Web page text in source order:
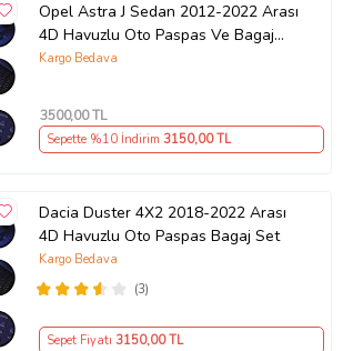
sahiptir.
olarak imal edilmiştir.
havuzlu yüzeylere sahiptir.
su, toz, çamur gibi kirlerden korur
ayak dayama dili ve pedal altına
temin eder.
fiyatıdır
Opel Astra J Sedan 2012-2022 Arası
4D Havuzlu Oto Paspas Ve Bagaj
Set
Kargo Bedava
3500,00 TL
Sepette %10 İndirim 3150,00 TL
Dacia Duster 4X2 2018-2022 Arası
4D Havuzlu Oto Paspas Bagaj Set
(3)
Kargo Bedava
Sepet Fiyatı 3150,00 TL